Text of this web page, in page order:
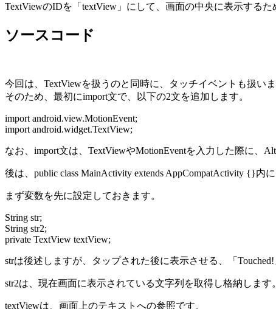
TextViewのIDを「textView」にして、画面の中央に表示するた
ソースコード
今回は、TextViewを扱うのと同時に、タッチイベントも扱いま
そのため、最初にimport文で、以下の2文を追加します。
import android.view.MotionEvent;
import android.widget.TextView;
なお、import文は、TextViewやMotionEventを入力した際に、
後は、public class MainActivity extends AppCompatActivity {}内
まず変数を先に設定しておきます。
String str;
String str2;
private TextView textView;
strは後述しますが、タップされた後に表示させる、「
str2は、現在画面に表示されている文字列を取得し格納します。
textViewは、画面上のテキストへの参照です。